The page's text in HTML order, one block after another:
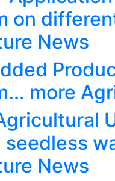
on
News
more
seedless
News